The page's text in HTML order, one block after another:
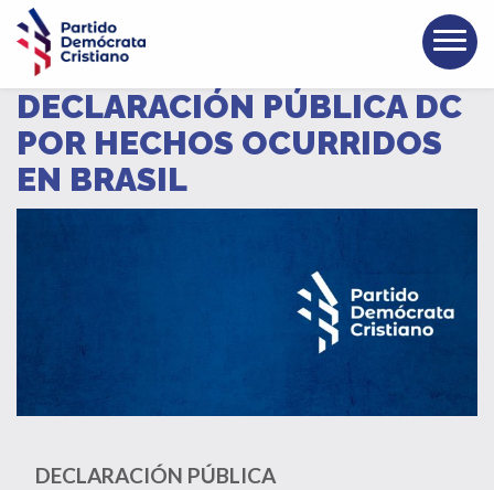
DECLARACIÓN PÚBLICA DC
POR HECHOS OCURRIDOS
EN BRASIL
DECLARACIÓN PÚBLICA